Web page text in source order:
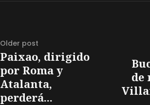
Older post
Paixao, dirigido
por Roma y
Atalanta,
perderá...
de